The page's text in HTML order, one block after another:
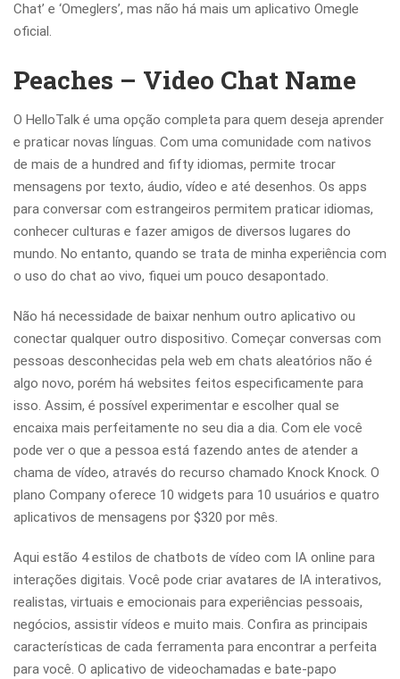
Chat’ e ‘Omeglers’, mas não há mais um aplicativo Omegle
oficial.
Peaches – Video Chat Name
O HelloTalk é uma opção completa para quem deseja aprender
e praticar novas línguas. Com uma comunidade com nativos
de mais de a hundred and fifty idiomas, permite trocar
mensagens por texto, áudio, vídeo e até desenhos. Os apps
para conversar com estrangeiros permitem praticar idiomas,
conhecer culturas e fazer amigos de diversos lugares do
mundo. No entanto, quando se trata de minha experiência com
o uso do chat ao vivo, fiquei um pouco desapontado.
Não há necessidade de baixar nenhum outro aplicativo ou
conectar qualquer outro dispositivo. Começar conversas com
pessoas desconhecidas pela web em chats aleatórios não é
algo novo, porém há websites feitos especificamente para
isso. Assim, é possível experimentar e escolher qual se
encaixa mais perfeitamente no seu dia a dia. Com ele você
pode ver o que a pessoa está fazendo antes de atender a
chama de vídeo, através do recurso chamado Knock Knock. O
plano Company oferece 10 widgets para 10 usuários e quatro
aplicativos de mensagens por $320 por mês.
Aqui estão 4 estilos de chatbots de vídeo com IA online para
interações digitais. Você pode criar avatares de IA interativos,
realistas, virtuais e emocionais para experiências pessoais,
negócios, assistir vídeos e muito mais. Confira as principais
características de cada ferramenta para encontrar a perfeita
para você. O aplicativo de videochamadas e bate-papo